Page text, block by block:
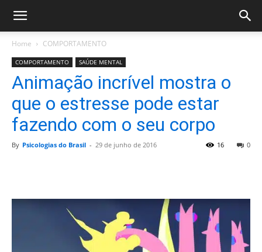
Home COMPORTAMENTO
COMPORTAMENTO SAÚDE MENTAL
Animação incrível mostra o
que o estresse pode estar
fazendo com o seu corpo
By Psicologias do Brasil - 29 de junho de 2016 0
16